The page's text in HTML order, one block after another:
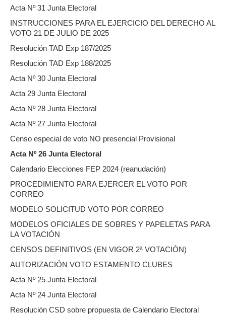
Acta Nº 31 Junta Electoral
INSTRUCCIONES PARA EL EJERCICIO DEL DERECHO AL
VOTO 21 DE JULIO DE 2025
Resolución TAD Exp 187/2025
Resolución TAD Exp 188/2025
Acta Nº 30 Junta Electoral
Acta 29 Junta Electoral
Acta Nº 28 Junta Electoral
Acta Nº 27 Junta Electoral
Censo especial de voto NO presencial Provisional
Acta Nº 26 Junta Electoral
Calendario Elecciones FEP 2024 (reanudación)
PROCEDIMIENTO PARA EJERCER EL VOTO POR
CORREO
MODELO SOLICITUD VOTO POR CORREO
MODELOS OFICIALES DE SOBRES Y PAPELETAS PARA
LA VOTACIÓN
CENSOS DEFINITIVOS (EN VIGOR 2ª VOTACIÓN)
AUTORIZACIÓN VOTO ESTAMENTO CLUBES
Acta Nº 25 Junta Electoral
Acta Nº 24 Junta Electoral
Resolución CSD sobre propuesta de Calendario Electoral